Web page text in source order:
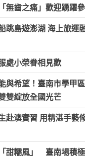
無齒之痛」歡迎踴躍
跳島遊澎湖 海上旅運
處小榮眷相見歡
與希望！臺南市學甲
雙綻放全國光芒
赴澳實習 用精湛手藝
甜糯風」 臺南場積